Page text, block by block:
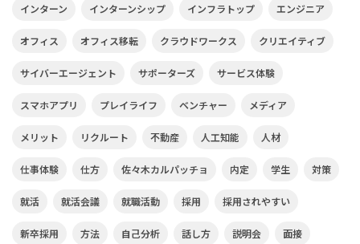
インターン インターンシップ インフラトップ エンジニア
オフィス オフィス移転 クラウドワークス クリエイティブ
サイバーエージェント サポーターズ サービス体験
スマホアプリ プレイライフ ベンチャー メディア
メリット リクルート 不動産 人工知能 人材
仕事体験 仕方 佐々木カルパッチョ 内定 学生 対策
就活 就活会議 就職活動 採用 採用されやすい
新卒採用 方法 自己分析 話し方 説明会 面接